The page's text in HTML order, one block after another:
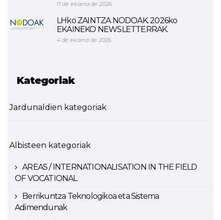
11 de ekaina de 2026
LHko ZAINTZA NODOAK. 2026ko
EKAINEKO NEWSLETTERRAK.
4 de ekaina de 2026
Kategoriak
Jardunaldien kategoriak
Albisteen kategoriak
AREAS / INTERNATIONALISATION IN THE FIELD
OF VOCATIONAL
Berrikuntza Teknologikoa eta Sistema
Adimendunak